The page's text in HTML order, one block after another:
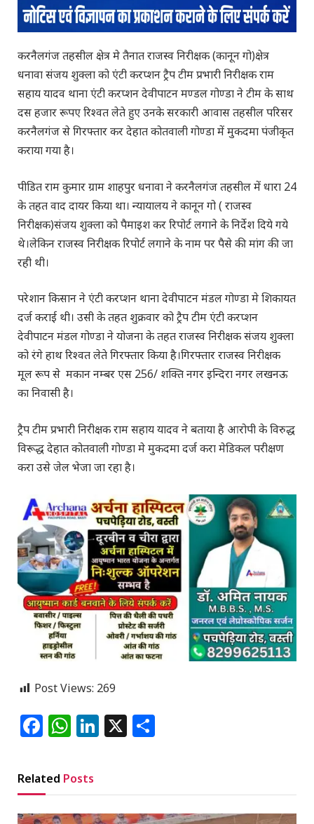
करनैलगंज तहसील क्षेत्र मे तैनात राजस्व निरीक्षक (कानून गो)क्षेत्र
धनावा संजय शुक्ला को एंटी करप्शन ट्रैप टीम प्रभारी निरीक्षक राम
सहाय यादव थाना एंटी करप्शन देवीपाटन मण्डल गोण्डा ने टीम के साथ
दस हजार रूपए रिश्वत लेते हुए उनके सरकारी आवास तहसील परिसर
करनैलगंज से गिरफ्तार कर देहात कोतवाली गोण्डा में मुकदमा पंजीकृत
कराया गया है।
पीडित राम कुमार ग्राम शाहपुर धनावा ने करनैलगंज तहसील में धारा 24
के तहत वाद दायर किया था। न्यायालय ने कानून गो ( राजस्व
निरीक्षक)संजय शुक्ला को पैमाइश कर रिपोर्ट लगाने के निर्देश दिये गये
थे।लेकिन राजस्व निरीक्षक रिपोर्ट लगाने के नाम पर पैसे की मांग की जा
रही थी।
परेशान किसान ने एंटी करप्शन थाना देवीपाटन मंडल गोण्डा मे शिकायत
दर्ज कराई थी। उसी के तहत शुक्रवार को ट्रैप टीम एंटी करप्शन
देवीपाटन मंडल गोण्डा ने योजना के तहत राजस्व निरीक्षक संजय शुक्ला
को रंगे हाथ रिश्वत लेते गिरफ्तार किया है।गिरफ्तार राजस्व निरीक्षक
मूल रूप से मकान नम्बर एस 256/ शक्ति नगर इन्दिरा नगर लखनऊ
का निवासी है।
ट्रैप टीम प्रभारी निरीक्षक राम सहाय यादव ने बताया है आरोपी के विरुद्ध
विरूद्ध देहात कोतवाली गोण्डा मे मुकदमा दर्ज करा मेडिकल परीक्षण
करा उसे जेल भेजा जा रहा है।
Post Views: 269
Facebook
WhatsApp
LinkedIn
X
Related Posts